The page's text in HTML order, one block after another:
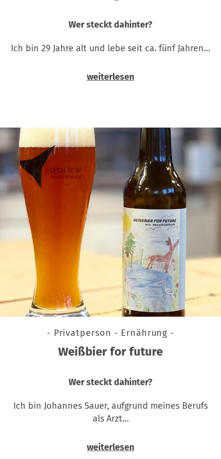
Wer steckt dahinter?
Ich bin 29 Jahre alt und lebe seit ca. fünf Jahren…
weiterlesen
- Privatperson - Ernährung -
Weißbier for future
Wer steckt dahinter?
Ich bin Johannes Sauer, aufgrund meines Berufs
als Arzt…
weiterlesen